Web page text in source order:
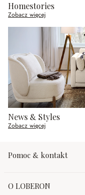
Homestories
Zobacz więcej
News & Styles
Zobacz więcej
Pomoc & kontakt
O LOBERON